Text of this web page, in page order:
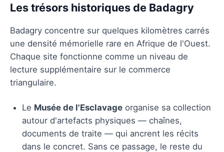
Les trésors historiques de Badagry
Badagry concentre sur quelques kilomètres carrés
une densité mémorielle rare en Afrique de l'Ouest.
Chaque site fonctionne comme un niveau de
lecture supplémentaire sur le commerce
triangulaire.
Le Musée de l'Esclavage organise sa collection
autour d'artefacts physiques — chaînes,
documents de traite — qui ancrent les récits
dans le concret. Sans ce passage, le reste du